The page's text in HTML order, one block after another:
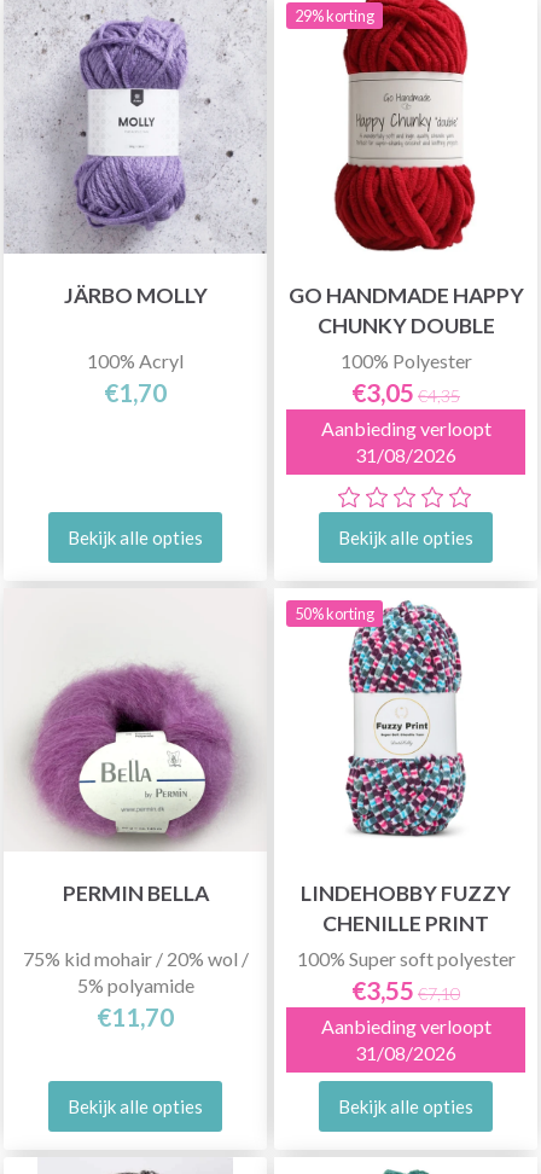
JÄRBO MOLLY
100% Acryl
€1,70
Bekijk alle opties
29% korting
GO HANDMADE HAPPY
CHUNKY DOUBLE
100% Polyester
€3,05 €4,35
Aanbieding verloopt
31/08/2026
Bekijk alle opties
PERMIN BELLA
75% kid mohair / 20% wol /
5% polyamide
€11,70
Bekijk alle opties
50% korting
LINDEHOBBY FUZZY
CHENILLE PRINT
100% Super soft polyester
€3,55 €7,10
Aanbieding verloopt
31/08/2026
Bekijk alle opties